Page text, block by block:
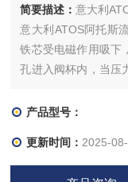
简要描述：意大利
意大利ATOS阿托斯
铁芯受电磁作用吸下
孔进入阀杯内，当压
电时，电磁力消失，
带或不带 LVDT 传感
产品型号：
更新时间： 2025-